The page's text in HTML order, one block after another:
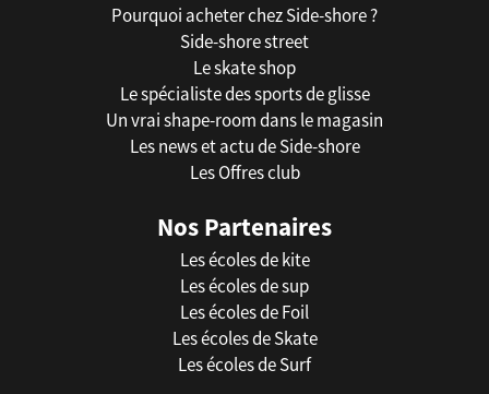
Pourquoi acheter chez Side-shore ?
Side-shore street
Le skate shop
Le spécialiste des sports de glisse
Un vrai shape-room dans le magasin
Les news et actu de Side-shore
Les Offres club
Nos Partenaires
Les écoles de kite
Les écoles de sup
Les écoles de Foil
Les écoles de Skate
Les écoles de Surf